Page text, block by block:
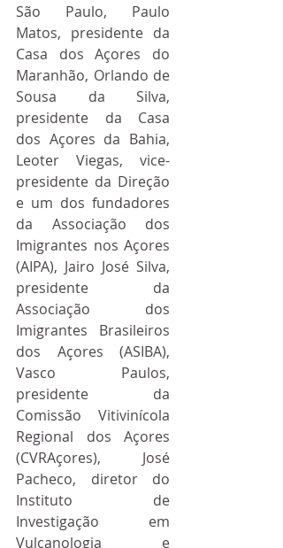
São Paulo, Paulo
Matos, presidente da
Casa dos Açores do
Maranhão, Orlando de
Sousa da Silva,
presidente da Casa
dos Açores da Bahia,
Leoter Viegas, vice-
presidente da Direção
e um dos fundadores
da Associação dos
Imigrantes nos Açores
(AIPA), Jairo José Silva,
presidente da
Associação dos
Imigrantes Brasileiros
dos Açores (ASIBA),
Vasco Paulos,
presidente da
Comissão Vitivinícola
Regional dos Açores
(CVRAçores), José
Pacheco, diretor do
Instituto de
Investigação em
Vulcanologia e